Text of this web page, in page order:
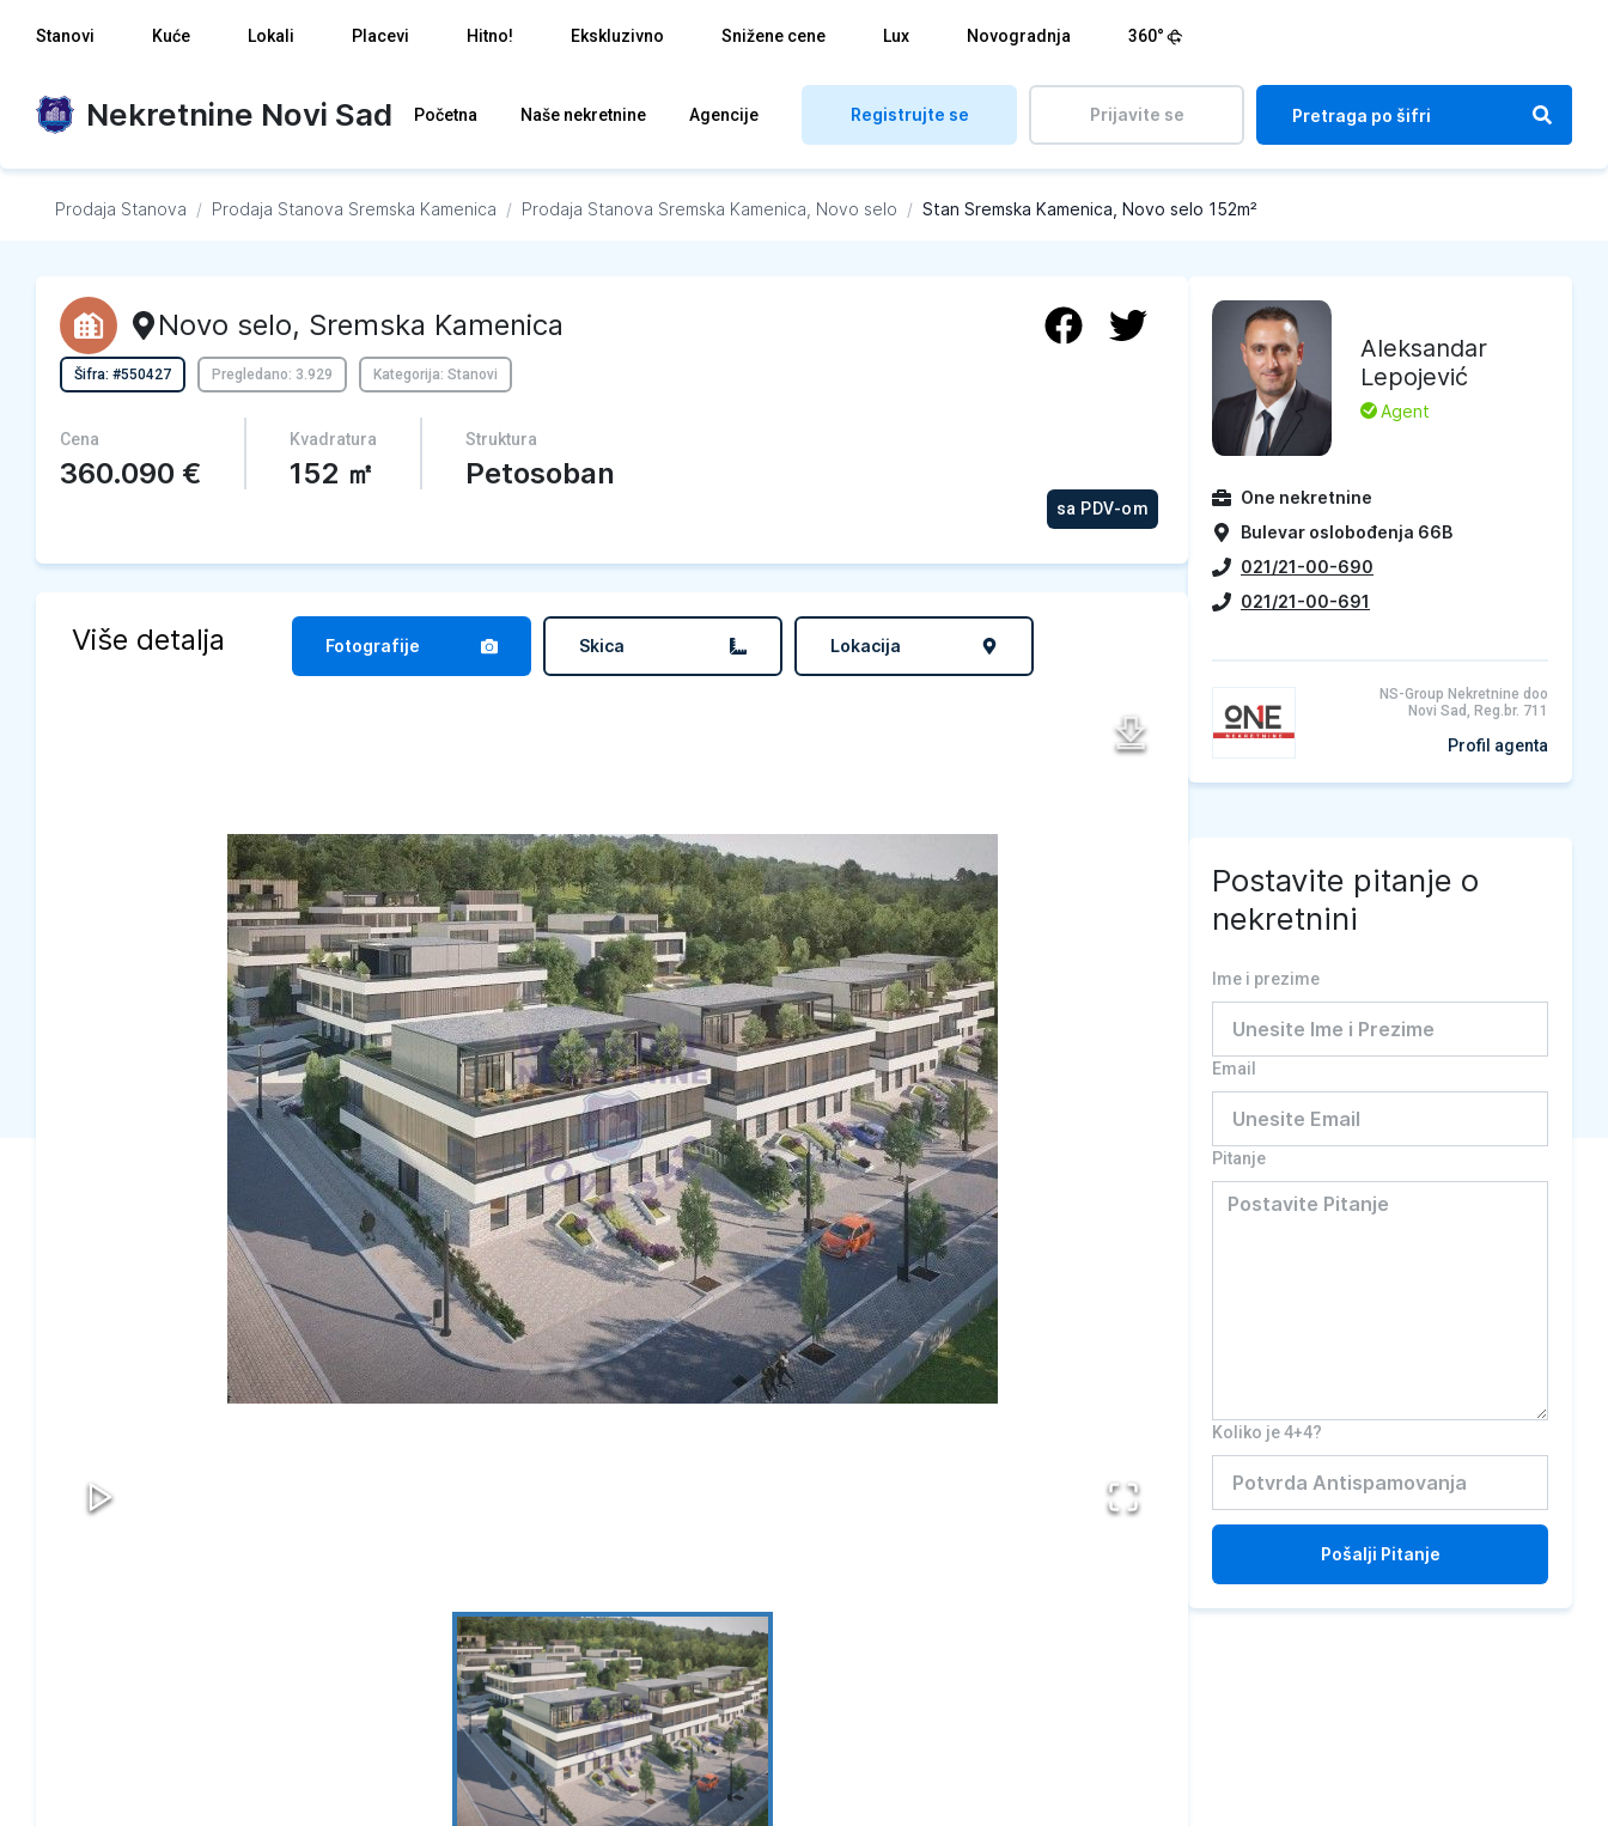
Stanovi Kuće Lokali Placevi Hitno! Ekskluzivno Snižene cene Lux Novogradnja 360°
Nekretnine Novi Sad Početna Naše nekretnine Agencije Registrujte se Prijavite se
Prodaja Stanova / Prodaja Stanova Sremska Kamenica / Prodaja Stanova Sremska Kamenica, Novo selo / Stan Sremska Kamenica, Novo selo 152m²
Novo selo, Sremska Kamenica
Šifra: #550427 Pregledano: 3.929 Kategorija: Stanovi
Cena
360.090 €
Kvadratura
152 ㎡
Struktura
Petosoban
sa PDV-om
Više detalja Fotografije Skica Lokacija
Aleksandar
Lepojević
L Agent
One nekretnine
Bulevar oslobođenja 66B
021/21-00-690
021/21-00-691
NS-Group Nekretnine doo
Novi Sad, Reg.br. 711
Profil agenta
Postavite pitanje o
nekretnini
Ime i prezime
Email
Pitanje
Koliko je 4+4?
Pošalji Pitanje